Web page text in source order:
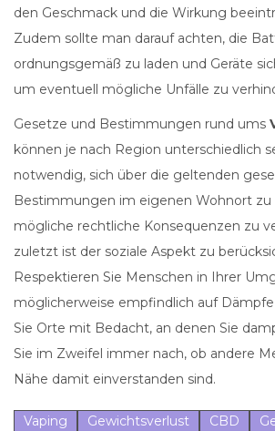
den Geschmack und die Wirkung
Zudem sollte man darauf achten, die
ordnungsgemäß zu laden und Geräte
um eventuell mögliche Unfälle zu
Gesetze und Bestimmungen rund ums
können je nach Region unterschiedlich
notwendig, sich über die geltenden
Bestimmungen im eigenen Wohnort zu
mögliche rechtliche Konsequenzen zu
zuletzt ist der soziale Aspekt zu
Respektieren Sie Menschen in Ihrer
möglicherweise empfindlich auf
Sie Orte mit Bedacht, an denen Sie
Sie im Zweifel immer nach, ob andere
Nähe damit einverstanden sind.
Vaping Gewichtsverlust CBD